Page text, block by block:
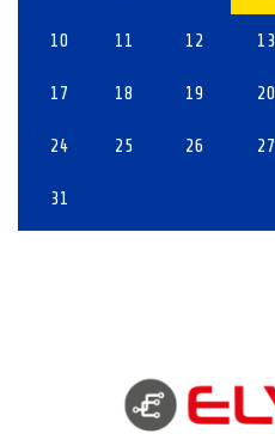
10 11 12 13
17 18 19 20
24 25 26 27
31